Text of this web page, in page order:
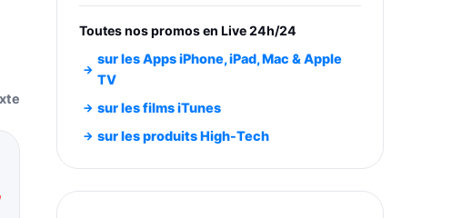
Smartphone SAMSUNG Galaxy
Smartphone SAMSUNG Galaxy
S26+ Violet 256Go
749,99€1240,43€Fnac (Vendeur Tiers)
Toutes nos promos en Live 24h/24
sur les Apps iPhone, iPad, Mac & Apple
TV
sur les films iTunes
sur les produits High-Tech